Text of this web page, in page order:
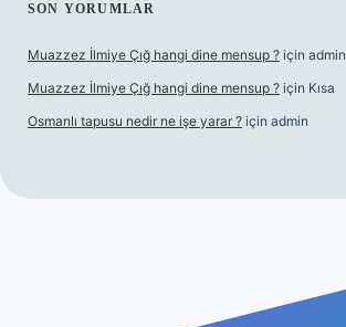
SON YORUMLAR
Muazzez İlmiye Çığ hangi dine mensup ? için admin
Muazzez İlmiye Çığ hangi dine mensup ? için Kısa
Osmanlı tapusu nedir ne işe yarar ? için admin